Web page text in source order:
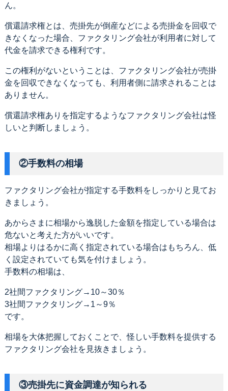
ん。
償還請求権とは、売掛先が倒産などによる売掛金を回収で
きなくなった場合、ファクタリング会社が利用者に対して
代金を請求できる権利です。
この権利がないということは、ファクタリング会社が売掛
金を回収できなくなっても、利用者側に請求されることは
ありません。
償還請求権ありを指定するようなファクタリング会社は怪
しいと判断しましょう。
②手数料の相場
ファクタリング会社が指定する手数料をしっかりと見てお
きましょう。
あからさまに相場から逸脱した金額を指定している場合は
危ないと考えた方がいいです。
相場よりはるかに高く指定されている場合はもちろん、低
く設定されていても気を付けましょう。
手数料の相場は、
2社間ファクタリング→10～30％
3社間ファクタリング→1～9％
です。
相場を大体把握しておくことで、怪しい手数料を提供する
ファクタリング会社を見抜きましょう。
③売掛先に資金調達が知られる